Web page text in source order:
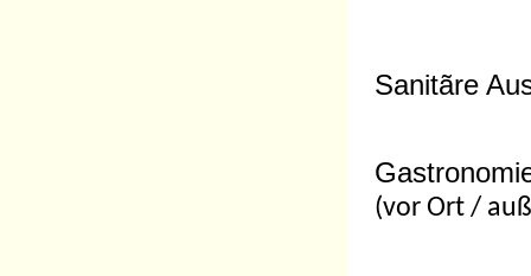
Sanitãre
(vor Ort /